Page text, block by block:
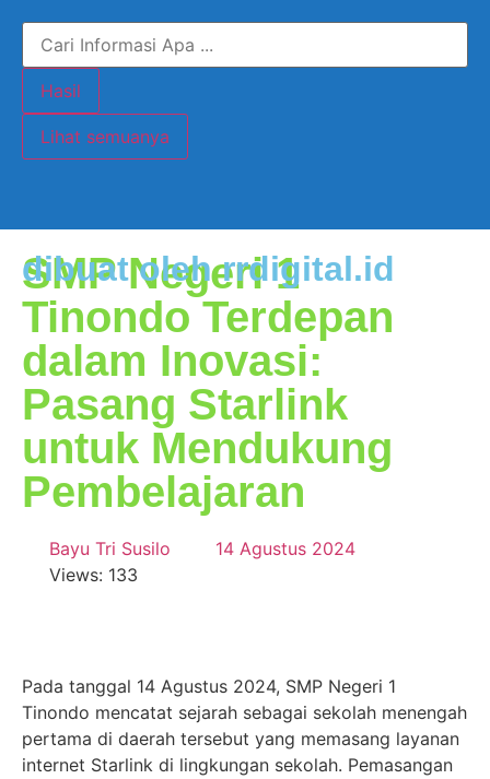
Hasil
Lihat semuanya
SMP Negeri 1
Tinondo Terdepan
dalam Inovasi:
Pasang Starlink
untuk Mendukung
Pembelajaran
Bayu Tri Susilo
14 Agustus 2024
Views: 133
Pada tanggal 14 Agustus 2024, SMP Negeri 1
Tinondo mencatat sejarah sebagai sekolah menengah
pertama di daerah tersebut yang memasang layanan
internet Starlink di lingkungan sekolah. Pemasangan
dibuat oleh rrdigital.id